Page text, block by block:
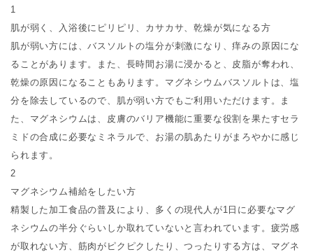
1
肌が弱く、入浴後にピリピリ、カサカサ、乾燥が気になる方
肌が弱い方には、バスソルトの塩分が刺激になり、痒みの原因にな
ることがあります。また、長時間お湯に浸かると、皮脂が奪われ、
乾燥の原因になることもあります。マグネシウムバスソルトは、塩
分を除去しているので、肌が弱い方でもご利用いただけます。ま
た、マグネシウムは、皮膚のバリア機能に重要な役割を果たすセラ
ミドの合成に必要なミネラルで、お湯の肌あたりがまろやかに感じ
られます。
2
マグネシウム補給をしたい方
精製した加工食品の普及により、多くの現代人が1日に必要なマグ
ネシウムの半分ぐらいしか取れていないと言われています。疲労感
が取れない方、筋肉がピクピクしたり、つったりする方は、マグネ